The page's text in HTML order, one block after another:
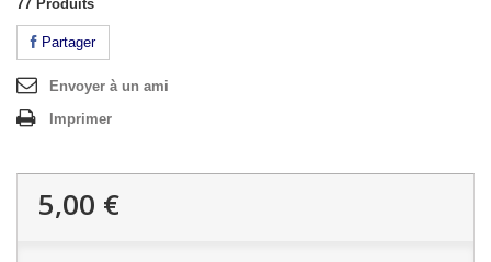
77 Produits
Partager
Envoyer à un ami
Imprimer
5,00 €